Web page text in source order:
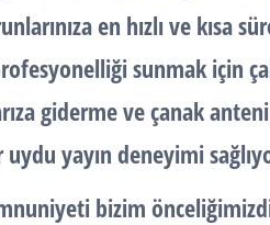
en hızlı ve kısa
sunmak için
gidermeveçanak anteni
uydu yayın deneyimi
bizim